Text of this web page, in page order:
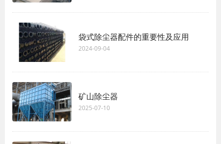
袋式除尘器配件的重要性及应用
2024-09-04
矿山除尘器
2025-07-10